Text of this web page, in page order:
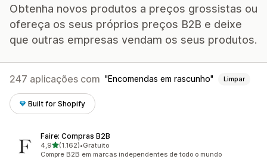
Obtenha novos produtos a preços grossistas ou
ofereça os seus próprios preços B2B e deixe
que outras empresas vendam os seus produtos.
247 aplicações com Encomendas em rascunho Limpar
Built for Shopify
Faire: Compras B2B
4,9de 5 estrelas
(1.162)
1162 total de avaliações
•Gratuito
Compre B2B em marcas independentes de todo o mundo